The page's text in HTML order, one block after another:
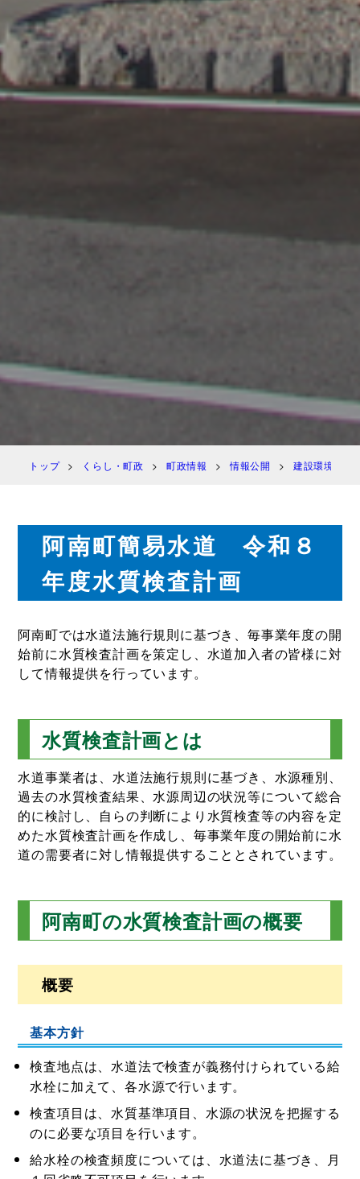
トップ くらし・町政 町政情報 情報公開 建設環境課
阿南町簡易水道 令和８
年度水質検査計画
阿南町では水道法施行規則に基づき、毎事業年度の開
始前に水質検査計画を策定し、水道加入者の皆様に対
して情報提供を行っています。
水質検査計画とは
水道事業者は、水道法施行規則に基づき、水源種別、
過去の水質検査結果、水源周辺の状況等について総合
的に検討し、自らの判断により水質検査等の内容を定
めた水質検査計画を作成し、毎事業年度の開始前に水
道の需要者に対し情報提供することとされています。
阿南町の水質検査計画の概要
概要
基本方針
検査地点は、水道法で検査が義務付けられている給
水栓に加えて、各水源で行います。
検査項目は、水質基準項目、水源の状況を把握する
のに必要な項目を行います。
給水栓の検査頻度については、水道法に基づき、月